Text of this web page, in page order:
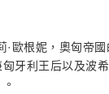
·歐根妮，奧匈帝
牙利王后以及波